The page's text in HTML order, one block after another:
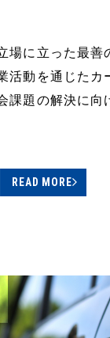
場に立った最善
活動を通じたカ
課題の解決に向
READ MORE